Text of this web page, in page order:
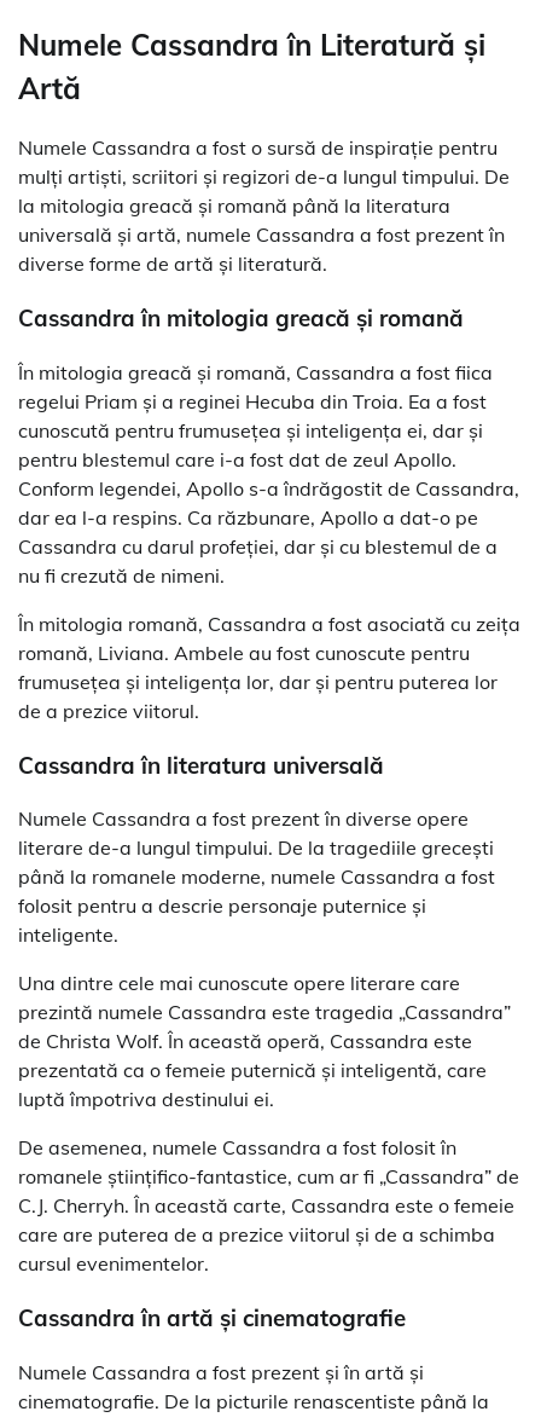
Numele Cassandra în Literatură și
Artă
Numele Cassandra a fost o sursă de inspirație pentru
mulți artiști, scriitori și regizori de-a lungul timpului. De
la mitologia greacă și romană până la literatura
universală și artă, numele Cassandra a fost prezent în
diverse forme de artă și literatură.
Cassandra în mitologia greacă și romană
În mitologia greacă și romană, Cassandra a fost fiica
regelui Priam și a reginei Hecuba din Troia. Ea a fost
cunoscută pentru frumusețea și inteligența ei, dar și
pentru blestemul care i-a fost dat de zeul Apollo.
Conform legendei, Apollo s-a îndrăgostit de Cassandra,
dar ea l-a respins. Ca răzbunare, Apollo a dat-o pe
Cassandra cu darul profeției, dar și cu blestemul de a
nu fi crezută de nimeni.
În mitologia romană, Cassandra a fost asociată cu zeița
romană, Liviana. Ambele au fost cunoscute pentru
frumusețea și inteligența lor, dar și pentru puterea lor
de a prezice viitorul.
Cassandra în literatura universală
Numele Cassandra a fost prezent în diverse opere
literare de-a lungul timpului. De la tragediile grecești
până la romanele moderne, numele Cassandra a fost
folosit pentru a descrie personaje puternice și
inteligente.
Una dintre cele mai cunoscute opere literare care
prezintă numele Cassandra este tragedia „Cassandra”
de Christa Wolf. În această operă, Cassandra este
prezentată ca o femeie puternică și inteligentă, care
luptă împotriva destinului ei.
De asemenea, numele Cassandra a fost folosit în
romanele științifico-fantastice, cum ar fi „Cassandra” de
C.J. Cherryh. În această carte, Cassandra este o femeie
care are puterea de a prezice viitorul și de a schimba
cursul evenimentelor.
Cassandra în artă și cinematografie
Numele Cassandra a fost prezent și în artă și
cinematografie. De la picturile renascentiste până la